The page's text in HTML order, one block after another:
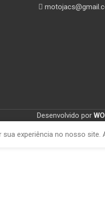
Desenvolvido por
experiência no nosso